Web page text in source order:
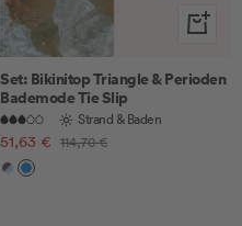
Set: Bikinitop Triangle & Perioden
Bademode Tie Slip
Strand & Baden
Angebotspreis
51,63 € Regulärer
114,70 €
CocoaElectric